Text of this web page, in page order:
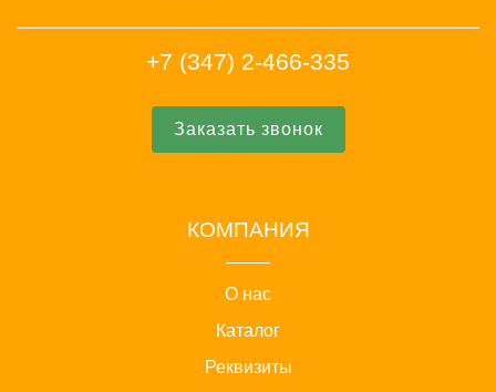
+7 (347) 2-466-335
Заказать звонок
КОМПАНИЯ
О нас
Каталог
Реквизиты